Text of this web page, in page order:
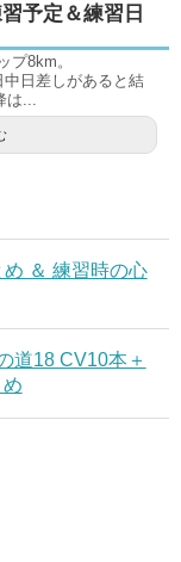
予定＆練習日
プ8km。
日差しがあると結
...
＆ 練習時の心
道18 CV10本＋